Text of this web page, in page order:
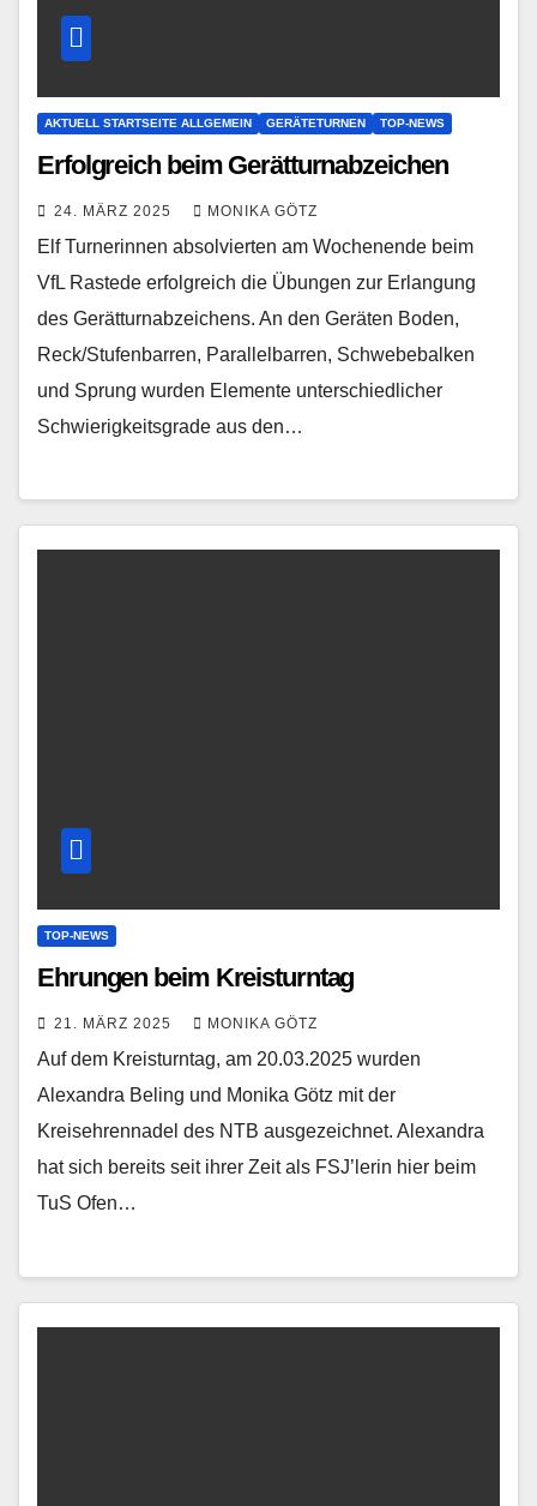
AKTUELL STARTSEITE ALLGEMEIN GERÄTETURNEN TOP-NEWS
Erfolgreich beim Gerätturnabzeichen
24. MÄRZ 2025 MONIKA GÖTZ
Elf Turnerinnen absolvierten am Wochenende beim
VfL Rastede erfolgreich die Übungen zur Erlangung
des Gerätturnabzeichens. An den Geräten Boden,
Reck/Stufenbarren, Parallelbarren, Schwebebalken
und Sprung wurden Elemente unterschiedlicher
Schwierigkeitsgrade aus den…
TOP-NEWS
Ehrungen beim Kreisturntag
21. MÄRZ 2025 MONIKA GÖTZ
Auf dem Kreisturntag, am 20.03.2025 wurden
Alexandra Beling und Monika Götz mit der
Kreisehrennadel des NTB ausgezeichnet. Alexandra
hat sich bereits seit ihrer Zeit als FSJ’lerin hier beim
TuS Ofen…